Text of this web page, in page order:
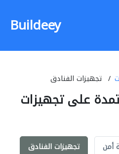
Buildeey
تجهيزات الفنادق
على تجهيزات
تجهيزات الفنادق أمن